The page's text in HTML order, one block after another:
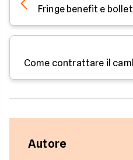
Fringe benefit e
Autore